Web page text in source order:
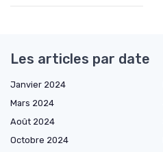
Les articles par date
Janvier 2024
Mars 2024
Août 2024
Octobre 2024